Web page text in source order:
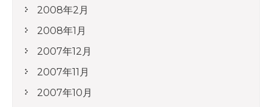
2008年2月
2008年1月
2007年12月
2007年11月
2007年10月